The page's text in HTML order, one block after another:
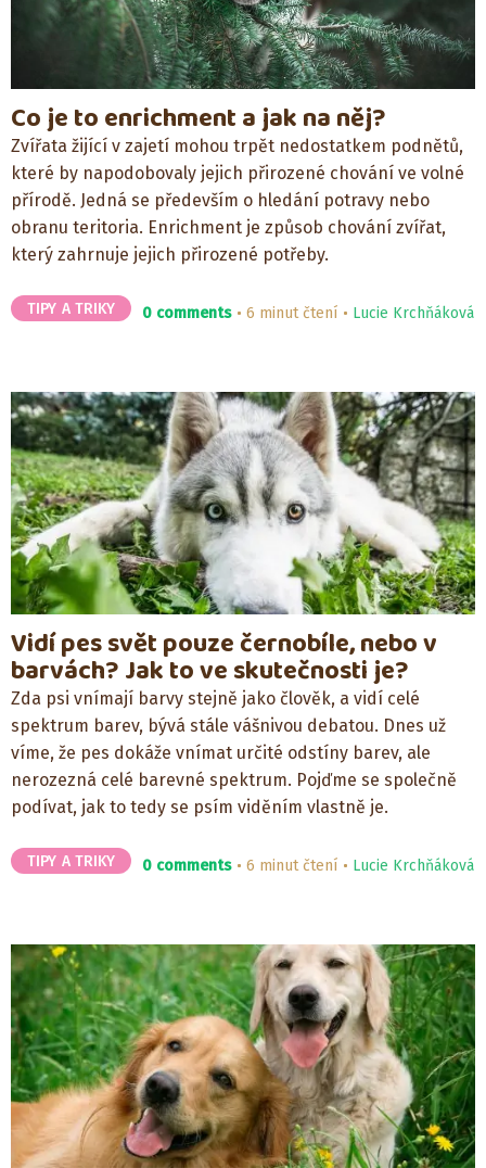
Co je to enrichment a jak na něj?
Zvířata žijící v zajetí mohou trpět nedostatkem podnětů,
které by napodobovaly jejich přirozené chování ve volné
přírodě. Jedná se především o hledání potravy nebo
obranu teritoria. Enrichment je způsob chování zvířat,
který zahrnuje jejich přirozené potřeby.
TIPY A TRIKY 0 comments 6 minut čtení Lucie Krchňáková
Vidí pes svět pouze černobíle, nebo v
barvách? Jak to ve skutečnosti je?
Zda psi vnímají barvy stejně jako člověk, a vidí celé
spektrum barev, bývá stále vášnivou debatou. Dnes už
víme, že pes dokáže vnímat určité odstíny barev, ale
nerozezná celé barevné spektrum. Pojďme se společně
podívat, jak to tedy se psím viděním vlastně je.
TIPY A TRIKY 0 comments 6 minut čtení Lucie Krchňáková